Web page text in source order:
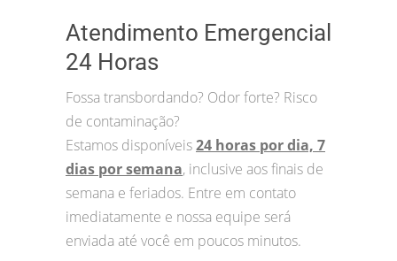
Atendimento Emergencial
24 Horas
Fossa transbordando? Odor forte? Risco
de contaminação?
Estamos disponíveis24 horas por dia, 7
dias por semana, inclusive aos finais de
semana e feriados. Entre em contato
imediatamente e nossa equipe será
enviada até você em poucos minutos.